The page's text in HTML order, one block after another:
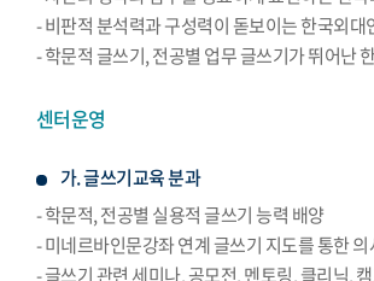
- 비판적 분석력과 구성력이 돋보이는 한국외대
- 학문적 글쓰기, 전공별 업무 글쓰기가 뛰어난
센터운영
가. 글쓰기교육 분과
- 학문적, 전공별 실용적 글쓰기 능력 배양
- 미네르바인문강좌 연계 글쓰기 지도를 통한
- 글쓰기 관련 세미나, 공모전, 멘토링, 클리닉,